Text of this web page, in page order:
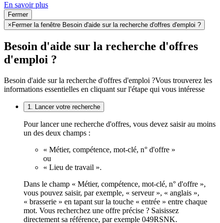
En savoir plus
Fermer
× Fermer la fenêtre Besoin d'aide sur la recherche d'offres d'emploi ?
Besoin d'aide sur la recherche d'offres
d'emploi ?
Besoin d'aide sur la recherche d'offres d'emploi ?Vous trouverez les
informations essentielles en cliquant sur l'étape qui vous intéresse
1. Lancer votre recherche
Pour lancer une recherche d'offres, vous devez saisir au moins
un des deux champs :
« Métier, compétence, mot-clé, n° d'offre »
ou
« Lieu de travail ».
Dans le champ « Métier, compétence, mot-clé, n° d'offre »,
vous pouvez saisir, par exemple, « serveur », « anglais »,
« brasserie » en tapant sur la touche « entrée » entre chaque
mot. Vous recherchez une offre précise ? Saisissez
directement sa référence, par exemple 049RSNK.